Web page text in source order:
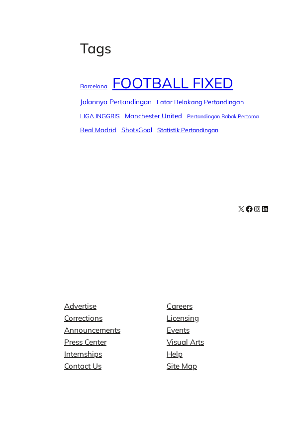
Tags
Barcelona FOOTBALL FIXED
Jalannya Pertandingan Latar Belakang Pertandingan
LIGA INGGRIS Manchester United Pertandingan Babak Pertama
Real Madrid ShotsGoal Statistik Pertandingan
X Facebook
Advertise
Corrections
Announcements
Press Center
Internships
Contact Us
Careers
Licensing
Events
Visual Arts
Help
Site Map